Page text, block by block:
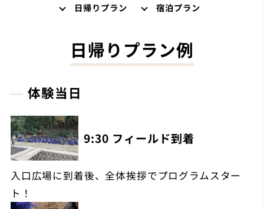
日帰りプラン 宿泊プラン
日帰りプラン例
体験当日
9:30 フィールド到着
入口広場に到着後、全体挨拶でプログラムスター
ト！